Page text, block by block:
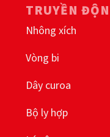
TRUYỀN
Nhông xích
Vòng bi
Dây curoa
Bộ ly hợp